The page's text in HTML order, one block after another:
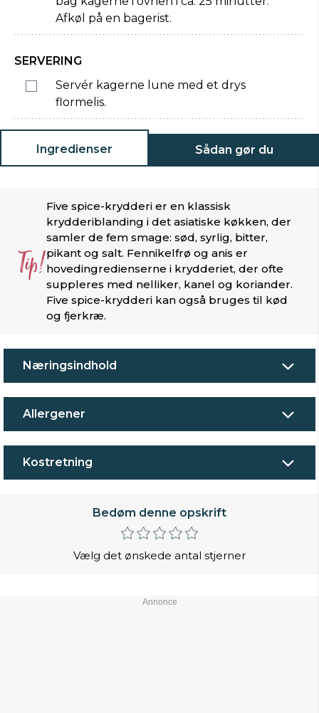
Afkøl på en bagerist.
SERVERING
Servér kagerne lune med et drys
flormelis.
Ingredienser Sådan gør du
Tip!
Five spice-krydderi er en klassisk
krydderiblanding i det asiatiske køkken, der
samler de fem smage: sød, syrlig, bitter,
pikant og salt. Fennikelfrø og anis er
hovedingredienserne i krydderiet, der ofte
suppleres med nelliker, kanel og koriander.
Five spice-krydderi kan også bruges til kød
og fjerkræ.
Næringsindhold
Allergener
Kostretning
Bedøm denne opskrift
Vælg det ønskede antal stjerner